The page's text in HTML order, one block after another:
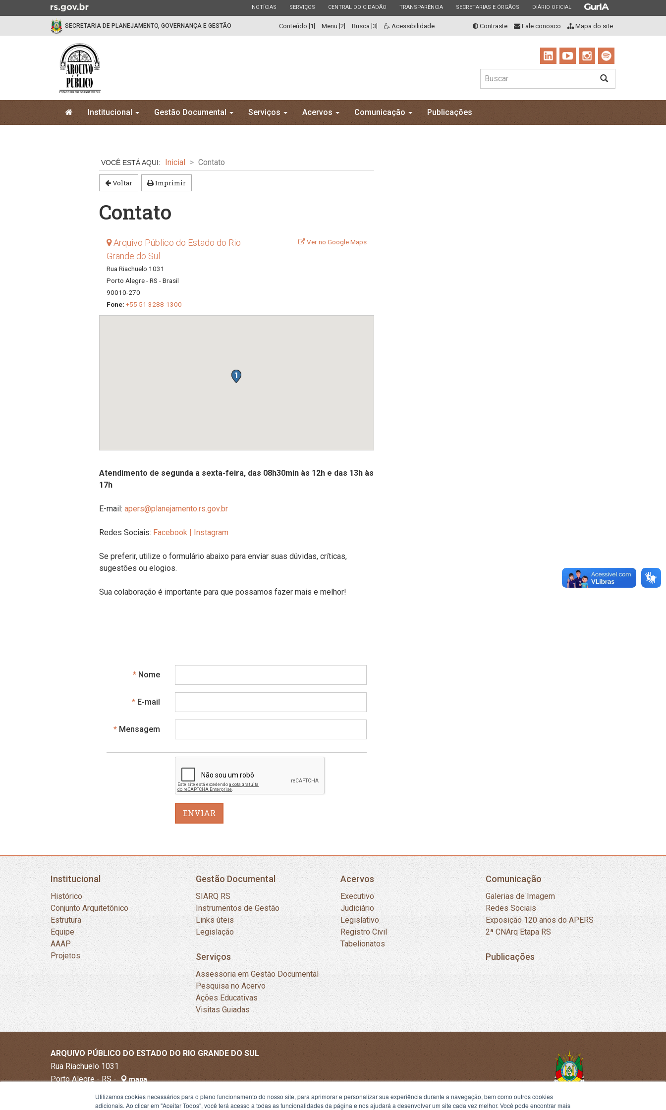
para
Ir
para
a
ESTADO
NOTÍCIAS ESTADO
SERVIÇOS ESTADO
CENTRAL DO CIDADÃO ESTADO
TRANSPARÊNCIA ESTADO
SECRETARIAS E ÓRGÃOS ESTADO
DIÁRIO OFICIAL ESTADO
SECRETARIA DE PLANEJAMENTO, GOVERNANÇA E GESTÃO Conteúdo [1] Menu [2] Busca [3] Acessibilidade Contraste Fale conosco Mapa do site
Buscar
Institucional Gestão Documental Serviços Acervos Comunicação
Publicações
Inicial
Contato
Voltar Imprimir
Contato
Arquivo Público do Estado do Rio
Grande do Sul
Rua Riachuelo 1031
Porto Alegre - RS - Brasil
90010-270
Fone: +55 51 3288-1300
Ver no Google Maps
Atendimento de segunda a sexta-feira, das 08h30min às 12h e das 13h às
17h
E-mail: apers@planejamento.rs.gov.br
Redes Sociais: Facebook | Instagram
Se preferir, utilize o formulário abaixo para enviar suas dúvidas, críticas,
sugestões ou elogios.
Sua colaboração é importante para que possamos fazer mais e melhor!
NomeObrigatório
E-mail
Mensagem
ENVIAR
Institucional
Histórico
Conjunto Arquitetônico
Estrutura
Equipe
AAAP
Projetos
Gestão Documental
SIARQ RS
Instrumentos de Gestão
Links úteis
Legislação
Serviços
Assessoria em Gestão Documental
Pesquisa no Acervo
Ações Educativas
Visitas Guiadas
Acervos
Executivo
Judiciário
Legislativo
Registro Civil
Tabelionatos
Comunicação
Galerias de Imagem
Redes Sociais
Exposição 120 anos do APERS
2ª CNArq Etapa RS
Publicações
ARQUIVO PÚBLICO DO ESTADO DO RIO GRANDE DO SUL
Rua Riachuelo 1031
Porto Alegre - RS -
mapa
+55 51 3288-1300
Utilizamos cookies necessários para o pleno funcionamento do nosso site, para aprimorar e personalizar sua experiência durante a navegação, bem como outros cookies
adicionais. Ao clicar em "Aceitar Todos", você terá acesso a todas as funcionalidades da página e nos ajudará a desenvolver um site cada vez melhor. Você pode encontrar mais